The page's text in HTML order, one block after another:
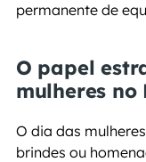
permanente de
O papel
mulheres no
O dia das
brindes ou